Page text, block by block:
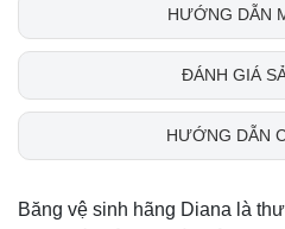
HƯỚNG DẪN
ĐÁNH GIÁ
HƯỚNG DẪN
Băng vệ sinh hãng Diana là